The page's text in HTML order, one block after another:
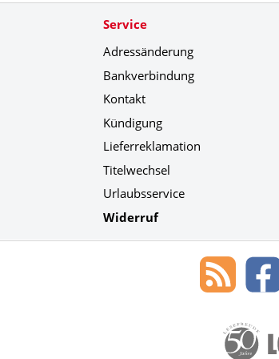
Service
Adressänderung
Bankverbindung
Kontakt
Kündigung
Lieferreklamation
Titelwechsel
Urlaubsservice
Widerruf
Blog
des